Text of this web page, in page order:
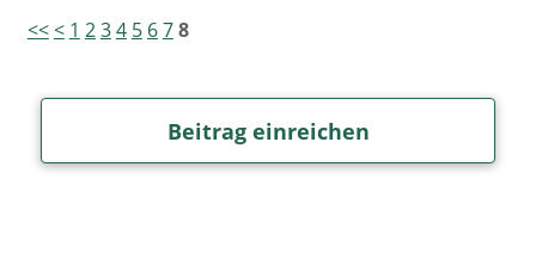
<<< 1 234 5 678
Beitrag einreichen